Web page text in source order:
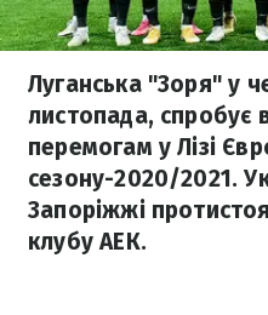
Луганська "Зоря" у
листопада, спробує
перемогам у Лізі
сезону-2020/2021.
Запоріжжі
клубу АЕК.